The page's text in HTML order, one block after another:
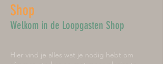
Shop
Welkom in de Loopgasten Shop
Hier vind je alles wat je nodig hebt om